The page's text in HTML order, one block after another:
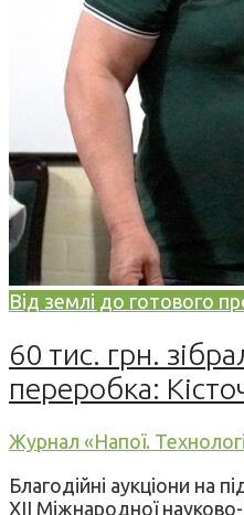
Від землі до готового
60 тис. грн.
переробка:
Журнал «Напої.
Благодійні аукціони на
XII Міжнародної науково-